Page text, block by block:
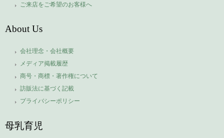
ご来店をご希望のお客様へ
About Us
会社理念・会社概要
メディア掲載履歴
商号・商標・著作権について
訪販法に基づく記載
プライバシーポリシー
母乳育児